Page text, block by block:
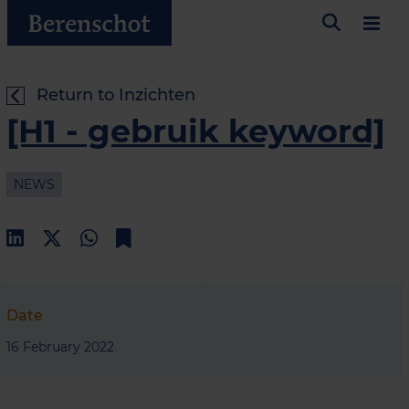
Return to Inzichten
[H1 - gebruik keyword]
NEWS
Date
16 February 2022